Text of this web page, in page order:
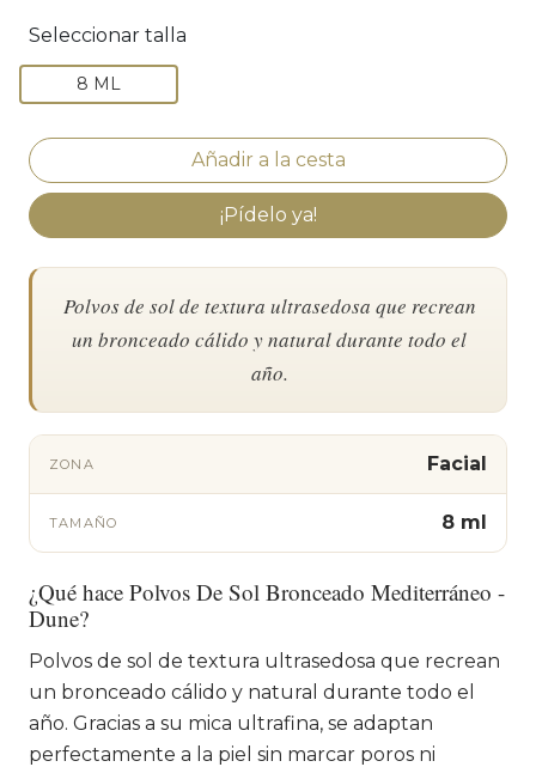
Seleccionar talla
8 ML
¡Pídelo ya!
Polvos de sol de textura ultrasedosa que recrean
un bronceado cálido y natural durante todo el
año.
ZONA Facial
TAMAÑO 8 ml
¿Qué hace Polvos De Sol Bronceado Mediterráneo -
Dune?
Polvos de sol de textura ultrasedosa que recrean
un bronceado cálido y natural durante todo el
año. Gracias a su mica ultrafina, se adaptan
perfectamente a la piel sin marcar poros ni